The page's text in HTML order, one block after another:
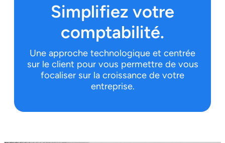
Simplifiez votre
comptabilité.
Une approche technologique et centrée
sur le client pour vous permettre de vous
focaliser sur la croissance de votre
entreprise.